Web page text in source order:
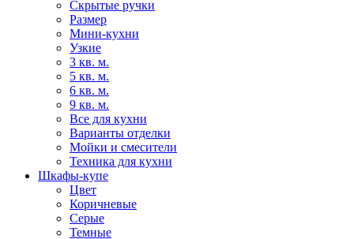
Скрытые ручки
Размер
Мини-кухни
Узкие
3 кв. м.
5 кв. м.
6 кв. м.
9 кв. м.
Все для кухни
Варианты отделки
Мойки и смесители
Техника для кухни
Шкафы-купе
Цвет
Коричневые
Серые
Темные